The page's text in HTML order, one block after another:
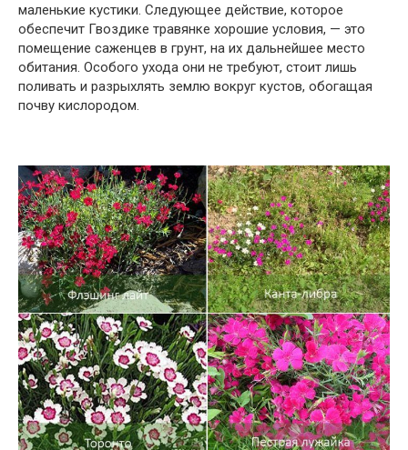
маленькие кустики. Следующее действие, которое
обеспечит Гвоздике травянке хорошие условия, — это
помещение саженцев в грунт, на их дальнейшее место
обитания. Особого ухода они не требуют, стоит лишь
поливать и разрыхлять землю вокруг кустов, обогащая
почву кислородом.